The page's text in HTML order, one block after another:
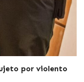
por violento